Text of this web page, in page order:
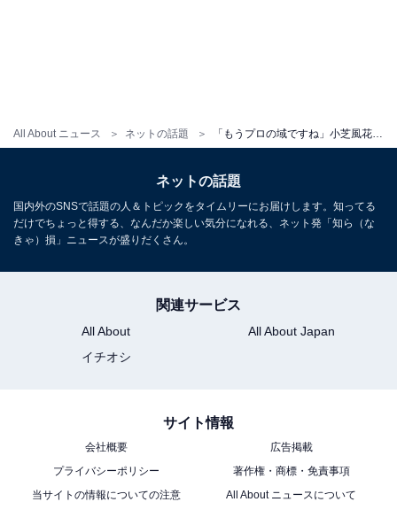
All About ニュース ネットの話題
ネットの話題
国内外のSNSで話題の人＆トピックをタイムリーにお届けします。知ってる
だけでちょっと得する、なんだか楽しい気分になれる、ネット発「知ら（な
きゃ）損」ニュースが盛りだくさん。
関連サービス
All About
All About Japan
イチオシ
サイト情報
会社概要
広告掲載
プライバシーポリシー
著作権・商標・免責事項
当サイトの情報についての注意
All About ニュースについて